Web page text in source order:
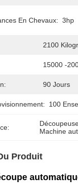
En Chevaux: 3hp
2100
15000 -
90 Jours
100
Machine
Produit